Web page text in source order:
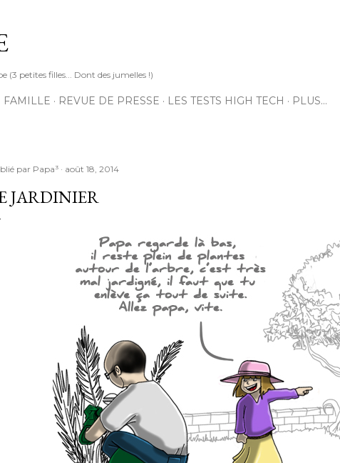
(3 petites filles... Dont des jumelles !)
FAMILLE REVUE DE PRESSE LES TESTS HIGH TECH PLUS…
par Papa³ août 18, 2014
JARDINIER